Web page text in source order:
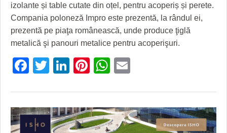
LICEE, ŞCOLI ŞI GRĂDINIŢE DIN TIMIŞ
PRIMĂRIILE DIN TIMIŞ
SFATUL MEDICULUI
SFATURI JURIDICE
izolante și table cutate din oțel, pentru acoperiș și perete.
Compania poloneză Impro este prezentă, la rândul ei,
prezentă pe piaţa românească, unde produce ţiglă
metalică şi panouri metalice pentru acoperişuri.
Facebook
Twitter
LinkedIn
Pinterest
WhatsApp